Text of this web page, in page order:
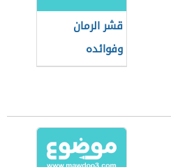
قشر الرمان
وفوائده